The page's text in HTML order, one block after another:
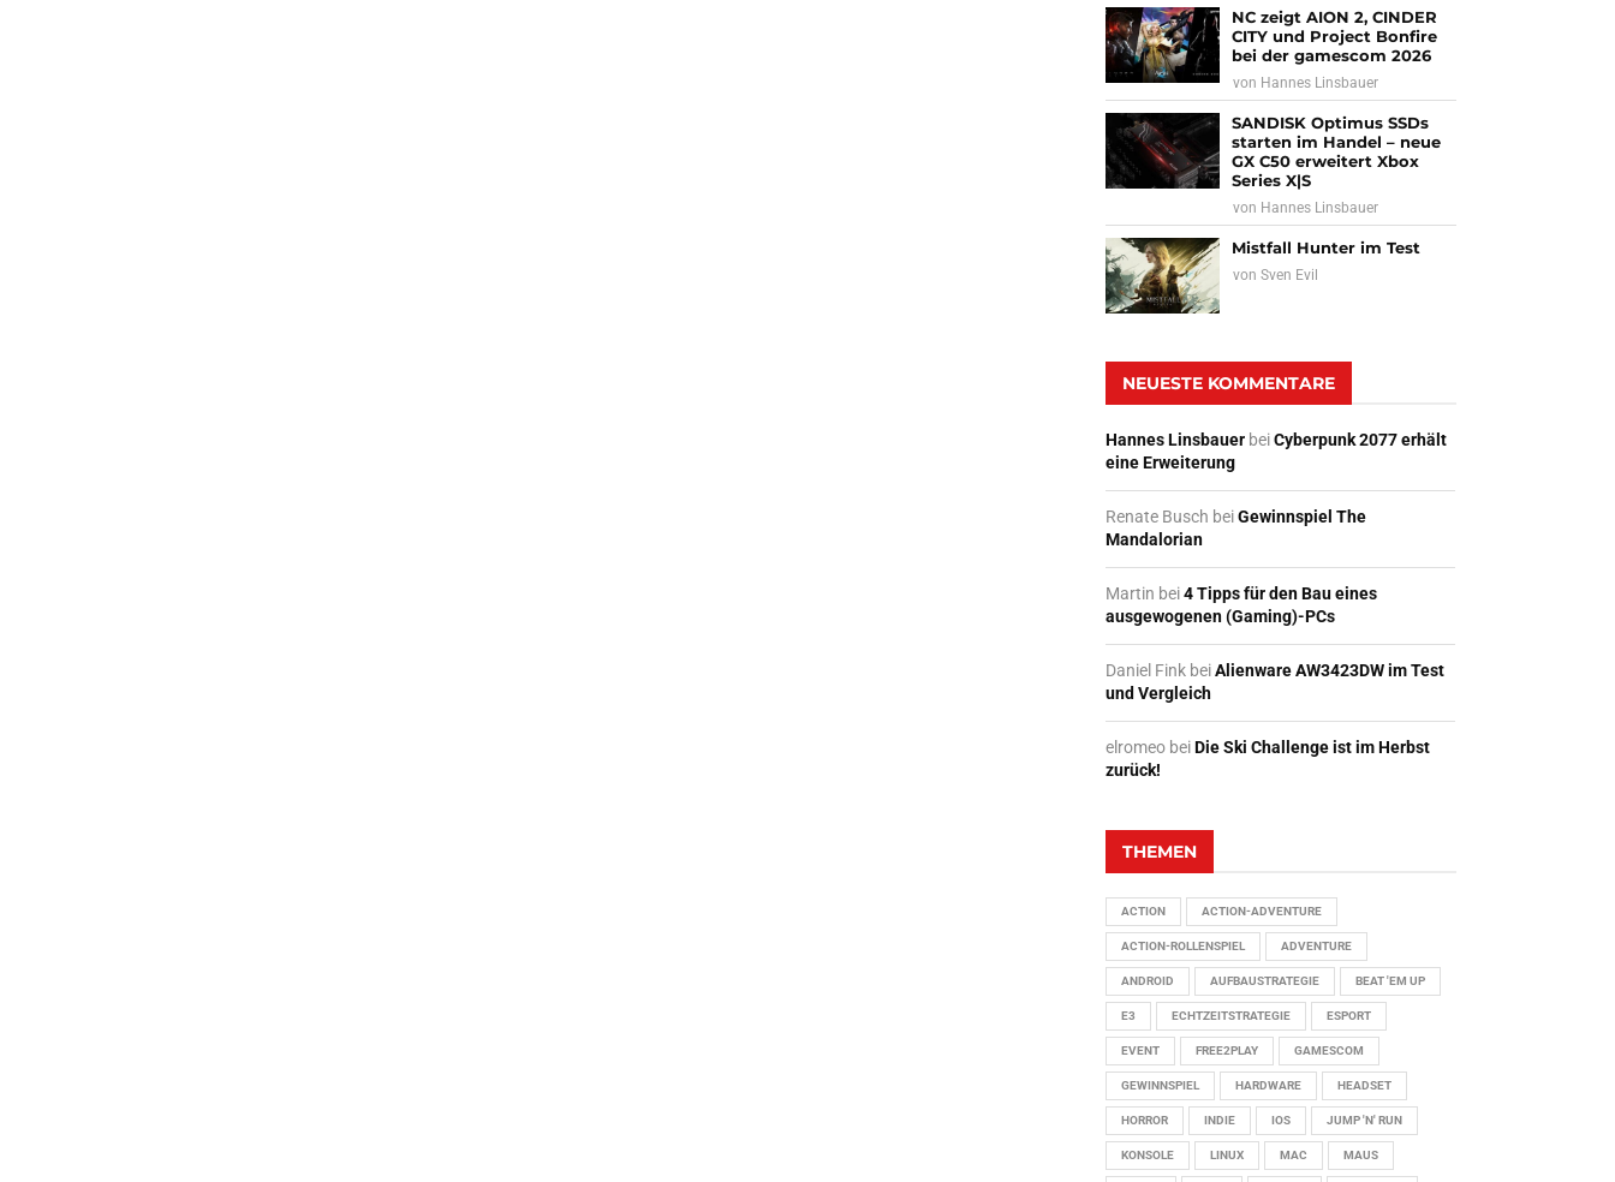
NC zeigt AION 2, CINDER
CITY und Project Bonfire
bei der gamescom 2026
von Hannes Linsbauer
SANDISK Optimus SSDs
starten im Handel – neue
GX C50 erweitert Xbox
Series X|S
von Hannes Linsbauer
Mistfall Hunter im Test
vonSven Evil
NEUESTE KOMMENTARE
Hannes Linsbauer beiCyberpunk 2077 erhält
eine Erweiterung
Renate Busch beiGewinnspiel The
Mandalorian
Martin bei4 Tipps für den Bau eines
ausgewogenen (Gaming)-PCs
Daniel Fink beiAlienware AW3423DW im Test
und Vergleich
elromeo beiDie Ski Challenge ist im Herbst
zurück!
THEMEN
ACTION ACTION-ADVENTURE
ACTION-ROLLENSPIEL ADVENTURE
ANDROID AUFBAUSTRATEGIE BEAT 'EM UP
E3 ECHTZEITSTRATEGIE ESPORT
EVENT FREE2PLAY GAMESCOM
GEWINNSPIEL HARDWARE HEADSET
HORROR INDIE IOS JUMP 'N' RUN
KONSOLE LINUX MAC MAUS